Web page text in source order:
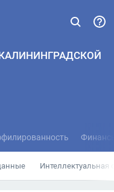
Интеллектуальная